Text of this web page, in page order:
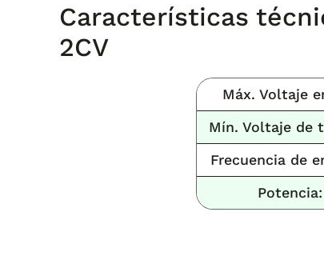
Características
2CV
Máx. Voltaje
Mín. Voltaje de
Frecuencia de
Potencia: